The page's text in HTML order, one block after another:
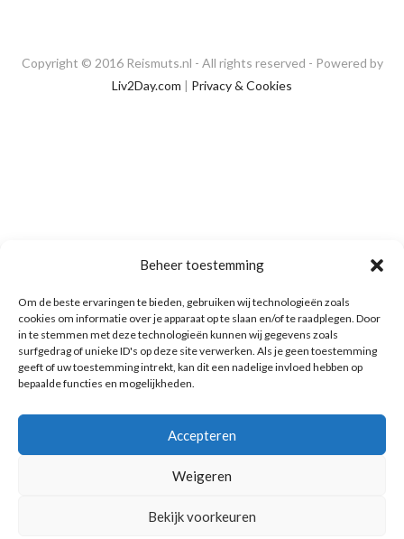
Beheer toestemming
Om de beste ervaringen te bieden, gebruiken wij technologieën zoals
cookies om informatie over je apparaat op te slaan en/of te raadplegen. Door
in te stemmen met deze technologieën kunnen wij gegevens zoals
surfgedrag of unieke ID's op deze site verwerken. Als je geen toestemming
geeft of uw toestemming intrekt, kan dit een nadelige invloed hebben op
bepaalde functies en mogelijkheden.
Accepteren
Weigeren
Bekijk voorkeuren
Copyright © 2016 Reismuts.nl - All rights reserved - Powered by
Liv2Day.com | Privacy & Cookies